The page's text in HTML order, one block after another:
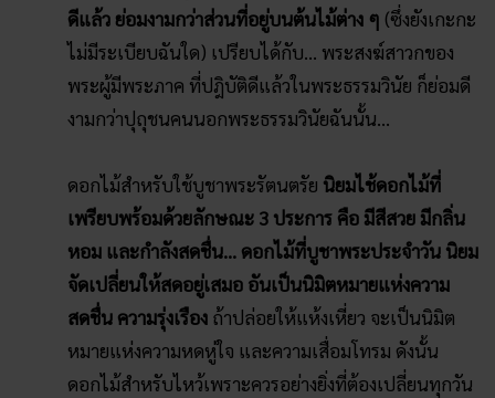
ดีแล้ว ย่อมงามกว่าส่วนที่อยู่บนต้นไม้ต่าง ๆ (ซึ่งยังเกะกะ
ไม่มีระเบียบฉันใด) เปรียบได้กับ… พระสงฆ์สาวกของ
พระผู้มีพระภาค ที่ปฎิบัติดีแล้วในพระธรรมวินัย ก็ย่อมดี
งามกว่าปุถุชนคนนอกพระธรรมวินัยฉันนั้น…
ดอกไม้สำหรับใช้บูชาพระรัตนตรัย นิยมไช้ดอกไม้ที่
เพรียบพร้อมด้วยลักษณะ 3 ประการ คือ มีสีสวย มีกลิ่น
หอม และกำลังสดชื่น… ดอกไม้ที่บูชาพระประจำวัน นิยม
จัดเปลี่ยนให้สดอยู่เสมอ อันเป็นนิมิตหมายแห่งความ
สดชื่น ความรุ่งเรือง ถ้าปล่อยให้แห้งเหี่ยว จะเป็นนิมิต
หมายแห่งความหดหู่ใจ และความเสื่อมโทรม ดังนั้น
ดอกไม้สำหรับไหว้เพราะควรอย่างยิ่งที่ต้องเปลี่ยนทุกวัน